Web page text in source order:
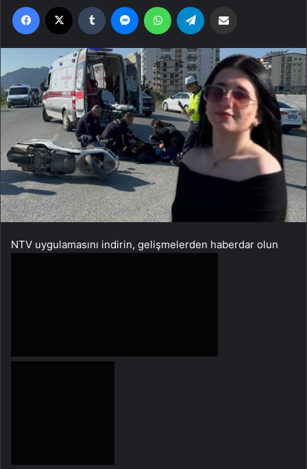
Facebook Tumblr MessengerWhatsApp
NTV uygulamasını indirin, gelişmelerden haberdar olun